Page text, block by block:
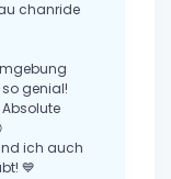
chanride
genial!
ich auch
💙